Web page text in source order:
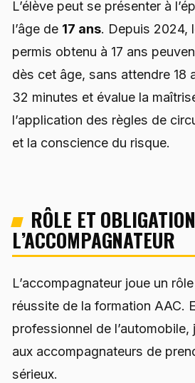
L’élève peut se présenter à
l’âge de 17 ans. Depuis 2024,
permis obtenu à 17 ans
dès cet âge, sans attendre 18
32 minutes et évalue la
l’application des règles de
et la conscience du risque.
RÔLE ET
L’ACCOMPAGNATEUR
L’accompagnateur joue un
réussite de la formation AAC.
professionnel de l’automobile,
aux accompagnateurs de
sérieux.